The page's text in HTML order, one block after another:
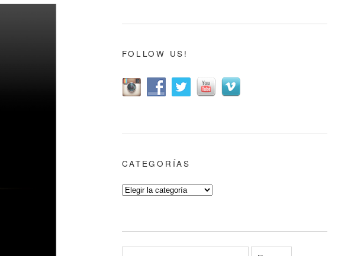
FOLLOW US!
CATEGORÍAS